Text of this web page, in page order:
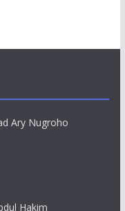
Ary Nugroho
Hakim